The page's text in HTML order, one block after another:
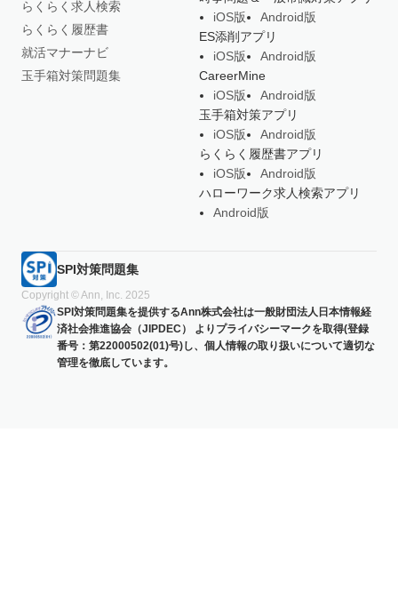
らくらく求人検索
らくらく履歴書
就活マナーナビ
玉手箱対策問題集
iOS版
Android版
ES添削アプリ
iOS版
Android版
CareerMine
iOS版
Android版
玉手箱対策アプリ
iOS版
Android版
らくらく履歴書アプリ
iOS版
Android版
ハローワーク求人検索アプリ
Android版
SPI対策問題集
Copyright © Ann, Inc. 2025
SPI対策問題集を提供するAnn株式会社は一般財団法人日本情報経
済社会推進協会（JIPDEC） よりプライバシーマークを取得(登録
番号：第22000502(01)号)し、個人情報の取り扱いについて適切な
管理を徹底しています。